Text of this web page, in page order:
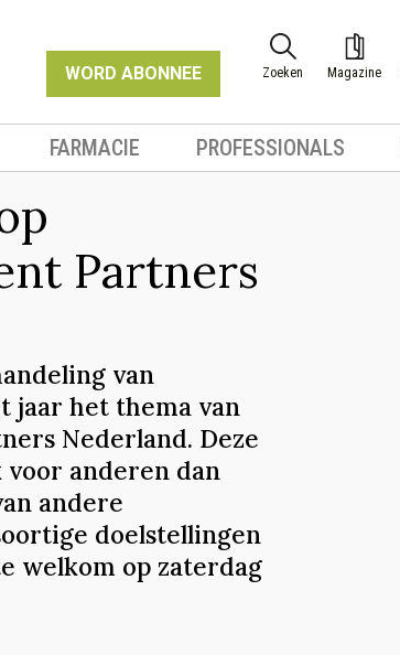
WORD ABONNEE Zoeken Magazine
FARMACIE PROFESSIONALS
Partners
van
jaar het thema van
Nederland. Deze
anderen dan
andere
doelstellingen
welkom op zaterdag